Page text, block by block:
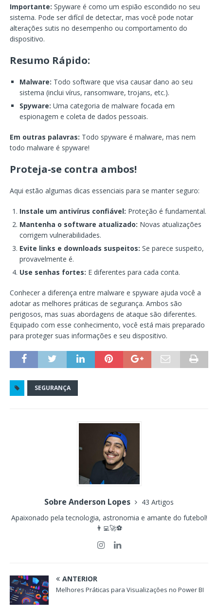
Importante: Spyware é como um espião escondido no seu
sistema. Pode ser difícil de detectar, mas você pode notar
alterações sutis no desempenho ou comportamento do
dispositivo.
Resumo Rápido:
Malware: Todo software que visa causar dano ao seu
sistema (inclui vírus, ransomware, trojans, etc.).
Spyware: Uma categoria de malware focada em
espionagem e coleta de dados pessoais.
Em outras palavras: Todo spyware é malware, mas nem
todo malware é spyware!
Proteja-se contra ambos!
Aqui estão algumas dicas essenciais para se manter seguro:
Instale um antivírus confiável: Proteção é fundamental.
Mantenha o software atualizado: Novas atualizações
corrigem vulnerabilidades.
Evite links e downloads suspeitos: Se parece suspeito,
provavelmente é.
Use senhas fortes: E diferentes para cada conta.
Conhecer a diferença entre malware e spyware ajuda você a
adotar as melhores práticas de segurança. Ambos são
perigosos, mas suas abordagens de ataque são diferentes.
Equipado com esse conhecimento, você está mais preparado
para proteger suas informações e seu dispositivo.
SEGURANÇA
Sobre Anderson Lopes
43 Artigos
Apaixonado pela tecnologia, astronomia e amante do futebol!
👨‍💻🚀⚽
ANTERIOR
Melhores Práticas para Visualizações no Power BI